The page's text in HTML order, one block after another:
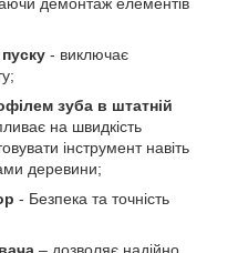
- виключає
зуба в штатній
на швидкість
інструмент навіть
деревини;
- Безпека та точність
– дозволяє надійно